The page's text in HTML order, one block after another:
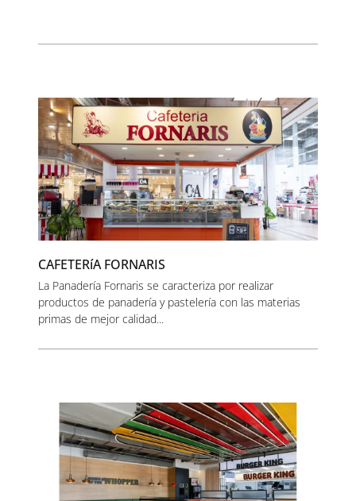
CAFETERíA FORNARIS
La Panadería Fornaris se caracteriza por realizar
productos de panadería y pastelería con las materias
primas de mejor calidad...